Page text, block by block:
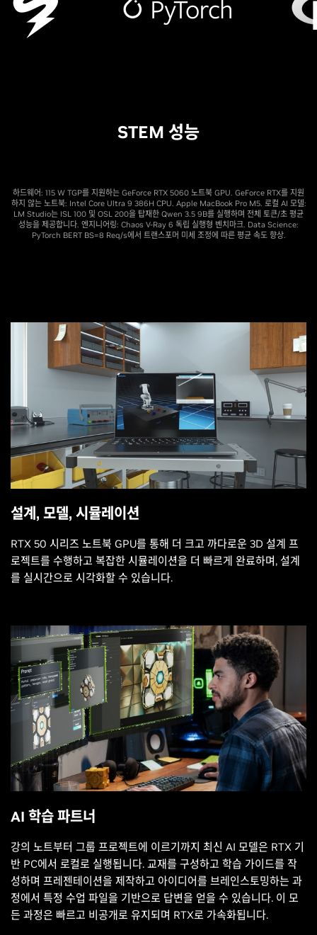
STEM 성능
하드웨어: 115 W TGP를 지원하는 GeForce RTX 5060 노트북 GPU. GeForce RTX를 지원
하지 않는 노트북: Intel Core Ultra 9 386H CPU. Apple MacBook Pro M5. 로컬 AI 모델:
LM Studio는 ISL 100 및 OSL 200을 탑재한 Qwen 3.5 9B를 실행하며 전체 토큰/초 평균
성능을 제공합니다. 엔지니어링: Chaos V-Ray 6 독립 실행형 벤치마크. Data Science:
PyTorch BERT BS=8 Req/s에서 트랜스포머 미세 조정에 따른 평균 속도 향상.
설계, 모델, 시뮬레이션
RTX 50 시리즈 노트북 GPU를 통해 더 크고 까다로운 3D 설계 프
로젝트를 수행하고 복잡한 시뮬레이션을 더 빠르게 완료하며, 설계
를 실시간으로 시각화할 수 있습니다.
AI 학습 파트너
강의 노트부터 그룹 프로젝트에 이르기까지 최신 AI 모델은 RTX 기
반 PC에서 로컬로 실행됩니다. 교재를 구성하고 학습 가이드를 작
성하며 프레젠테이션을 제작하고 아이디어를 브레인스토밍하는 과
정에서 특정 수업 파일을 기반으로 답변을 얻을 수 있습니다. 이 모
든 과정은 빠르고 비공개로 유지되며 RTX로 가속화됩니다.